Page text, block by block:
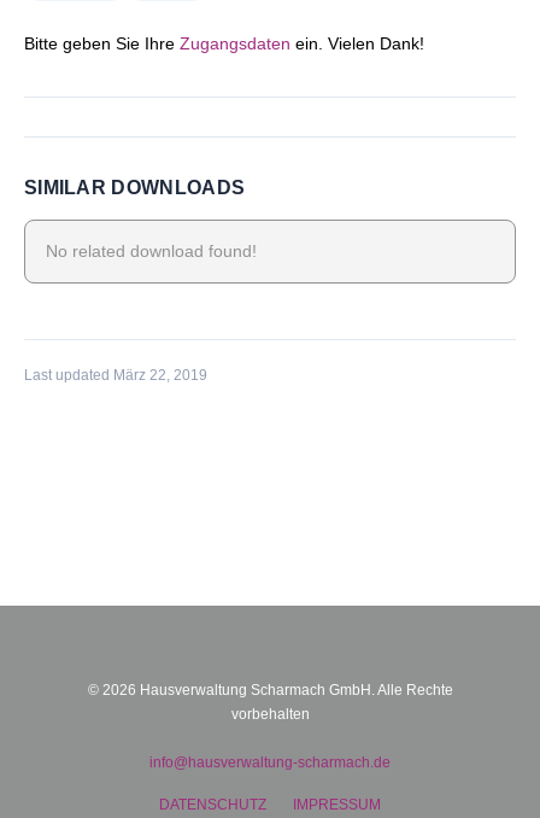
Bitte geben Sie Ihre Zugangsdaten ein. Vielen Dank!
SIMILAR DOWNLOADS
No related download found!
Last updated März 22, 2019
© 2026 Hausverwaltung Scharmach GmbH. Alle Rechte
vorbehalten
info@hausverwaltung-scharmach.de
DATENSCHUTZ IMPRESSUM